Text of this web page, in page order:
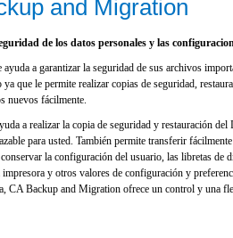
and Migration
de los datos personales y las
a garantizar la seguridad de sus archivos
que le permite realizar copias de seguridad,
nuevos fácilmente.
a realizar la copia de seguridad y restauración
para usted. También permite transferir
la configuración del usuario, las libretas de
y otros valores de configuración y
CA Backup and Migration ofrece un control y una